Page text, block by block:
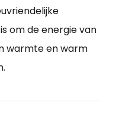
om de energie van
warmte en warm